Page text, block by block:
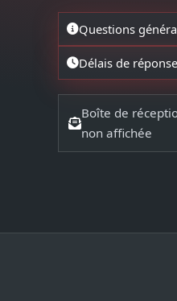
Questions
Délais de
Boîte de
non affichée